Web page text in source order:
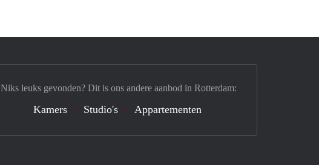
Niks leuks gevonden? Dit is ons andere aanbod in Rotterdam:
Kamers Studio's Appartementen